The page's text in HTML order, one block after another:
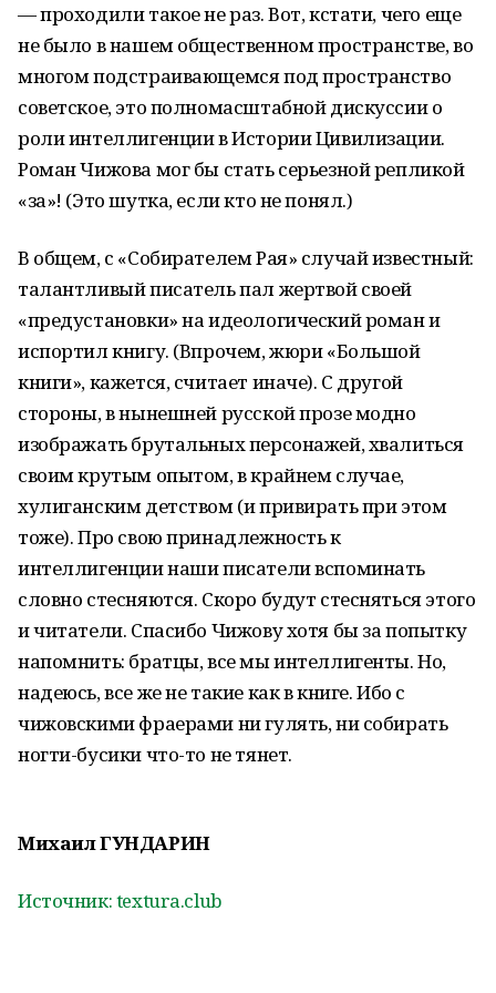
— проходили такое не раз. Вот, кстати, чего еще
не было в нашем общественном пространстве, во
многом подстраивающемся под пространство
советское, это полномасштабной дискуссии о
роли интеллигенции в Истории Цивилизации.
Роман Чижова мог бы стать серьезной репликой
«за»! (Это шутка, если кто не понял.)
В общем, с «Собирателем Рая» случай известный:
талантливый писатель пал жертвой своей
«предустановки» на идеологический роман и
испортил книгу. (Впрочем, жюри «Большой
книги», кажется, считает иначе). С другой
стороны, в нынешней русской прозе модно
изображать брутальных персонажей, хвалиться
своим крутым опытом, в крайнем случае,
хулиганским детством (и привирать при этом
тоже). Про свою принадлежность к
интеллигенции наши писатели вспоминать
словно стесняются. Скоро будут стесняться этого
и читатели. Спасибо Чижову хотя бы за попытку
напомнить: братцы, все мы интеллигенты. Но,
надеюсь, все же не такие как в книге. Ибо с
чижовскими фраерами ни гулять, ни собирать
ногти-бусики что-то не тянет.
Михаил ГУНДАРИН
Источник: textura.club